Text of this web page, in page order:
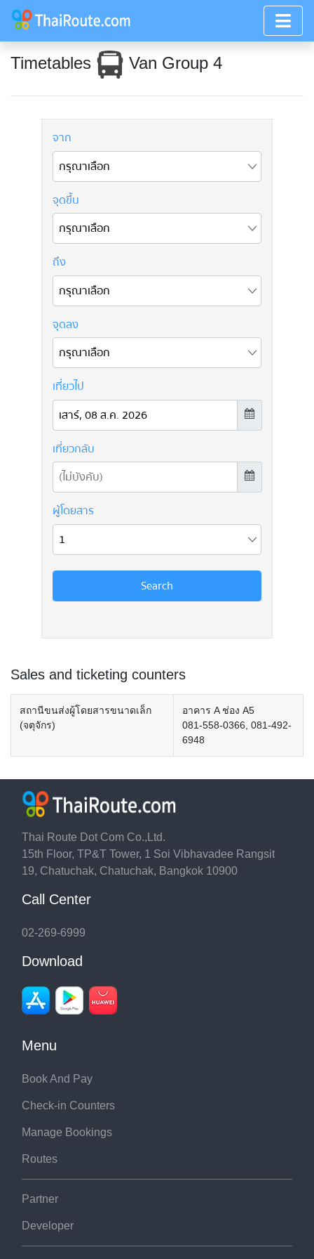
Timetables Van Group 4
Sales and ticketing counters
สถานีขนส่งผู้โดยสารขนาดเล็ก
(จตุจักร)
อาคาร A ช่อง A5
081-558-0366, 081-492-
6948
Thai Route Dot Com Co.,Ltd.
15th Floor, TP&T Tower, 1 Soi Vibhavadee Rangsit
19, Chatuchak, Chatuchak, Bangkok 10900
Call Center
02-269-6999
Download
Menu
Book And Pay
Check-in Counters
Manage Bookings
Routes
Partner
Developer